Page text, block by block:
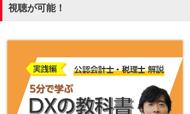
視聴が可能！